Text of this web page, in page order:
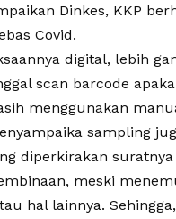
Dinkes, KKP
Covid.
digital, lebih
scan barcode
menggunakan
sampling
diperkirakan
meski
hal lainnya.